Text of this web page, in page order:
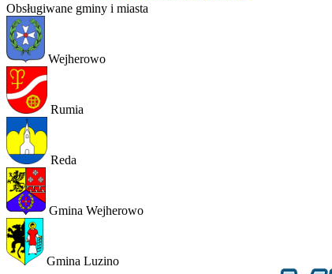
Obsługiwane gminy i miasta
Wejherowo
Rumia
Reda
Gmina Wejherowo
Gmina Luzino